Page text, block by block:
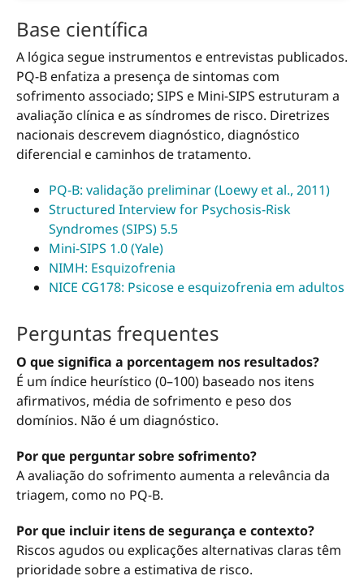
Base científica
A lógica segue instrumentos e entrevistas publicados.
PQ-B enfatiza a presença de sintomas com
sofrimento associado; SIPS e Mini-SIPS estruturam a
avaliação clínica e as síndromes de risco. Diretrizes
nacionais descrevem diagnóstico, diagnóstico
diferencial e caminhos de tratamento.
PQ-B: validação preliminar (Loewy et al., 2011)
Structured Interview for Psychosis-Risk
Syndromes (SIPS) 5.5
Mini-SIPS 1.0 (Yale)
NIMH: Esquizofrenia
NICE CG178: Psicose e esquizofrenia em adultos
Perguntas frequentes
O que significa a porcentagem nos resultados?
É um índice heurístico (0–100) baseado nos itens
afirmativos, média de sofrimento e peso dos
domínios. Não é um diagnóstico.
Por que perguntar sobre sofrimento?
A avaliação do sofrimento aumenta a relevância da
triagem, como no PQ-B.
Por que incluir itens de segurança e contexto?
Riscos agudos ou explicações alternativas claras têm
prioridade sobre a estimativa de risco.